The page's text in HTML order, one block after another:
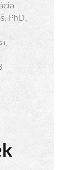
PhD.,